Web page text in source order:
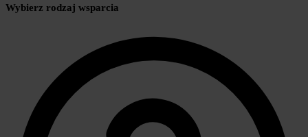
Wybierz rodzaj wsparcia